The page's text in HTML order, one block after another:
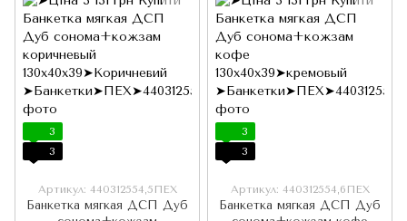
3
3
Артикул: 440312554,5ПЕХ
Банкетка мягкая ДСП Дуб
3
3
Артикул: 440312554,6ПЕХ
Банкетка мягкая ДСП Дуб